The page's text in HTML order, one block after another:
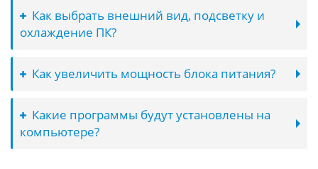
Как выбрать внешний вид, подсветку и
охлаждение ПК?
Как увеличить мощность блока питания?
Какие программы будут установлены на
компьютере?